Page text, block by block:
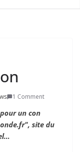
1 Comment
un con
site du